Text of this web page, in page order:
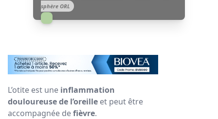
sphère ORL
L’otite est une inflammation
douloureuse de l’oreille et peut être
accompagnée defièvre.